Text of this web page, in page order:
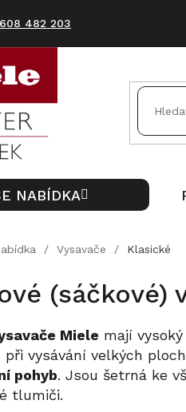
482 203
NABÍDKA
/ Vysavače / Klasické
(sáčkové)
Miele mají
vysávání velkých
pohyb. Jsou šetrná ke
tlumiči.